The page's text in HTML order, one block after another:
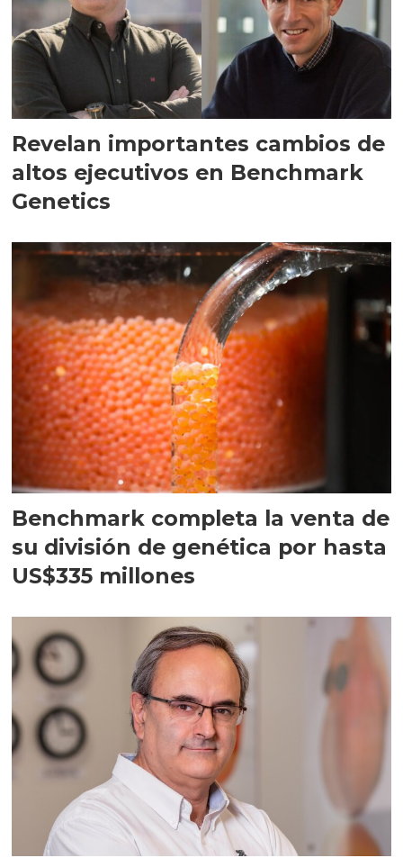
Revelan importantes cambios de
altos ejecutivos en Benchmark
Genetics
Benchmark completa la venta de
su división de genética por hasta
US$335 millones